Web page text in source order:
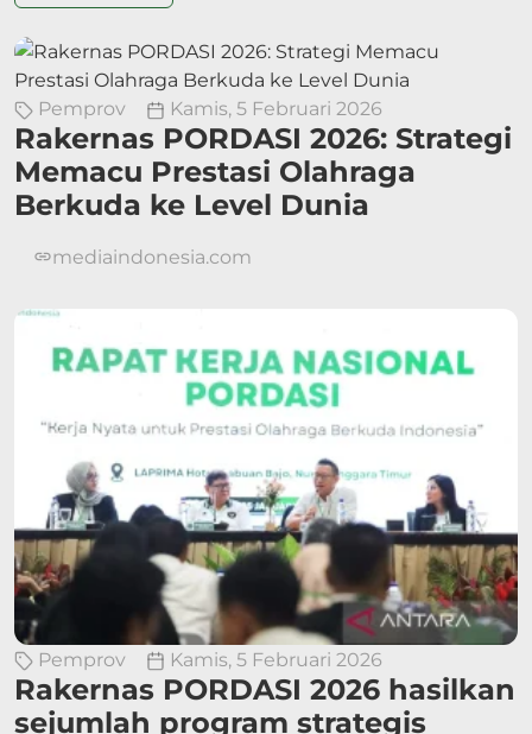
Pemprov Kamis, 5 Februari 2026
Rakernas PORDASI 2026: Strategi
Memacu Prestasi Olahraga
Berkuda ke Level Dunia
mediaindonesia.com
Pemprov Kamis, 5 Februari 2026
Rakernas PORDASI 2026 hasilkan
sejumlah program strategis